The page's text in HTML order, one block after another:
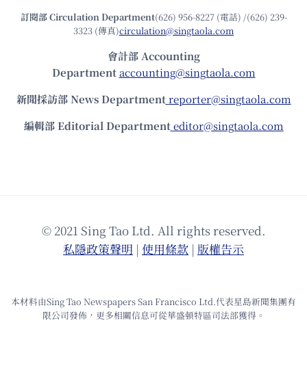
訂閱部 Circulation Department(626) 956-8227 (電話) /(626) 239-
3323 (傳真)circulation@singtaola.com
會計部 Accounting
Department accounting@singtaola.com
新聞採訪部 News Department reporter@singtaola.com
編輯部 Editorial Department editor@singtaola.com
© 2021 Sing Tao Ltd. All rights reserved.
私隱政策聲明 | 使⽤條款 | 版權告⽰
本材料由Sing Tao Newspapers San Francisco Ltd.代表星島新聞集團有
限公司發佈，更多相關信息可從華盛頓特區司法部獲得。